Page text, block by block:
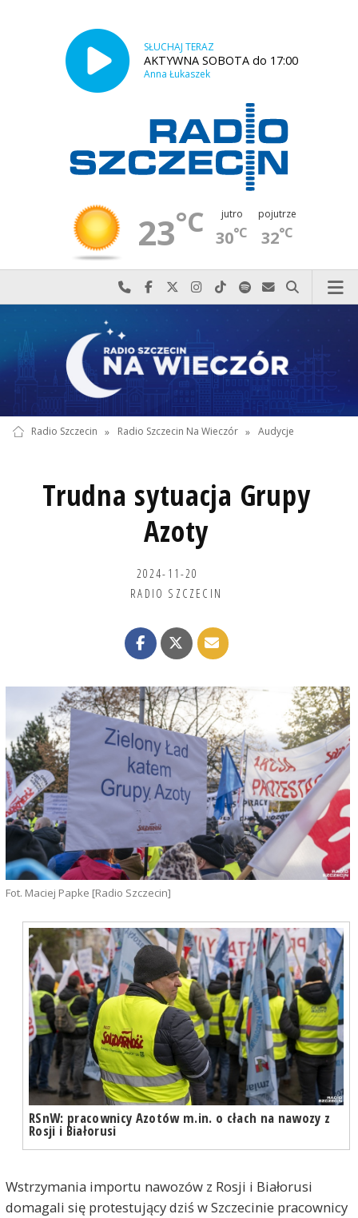
SŁUCHAJ TERAZ
AKTYWNA SOBOTA do 17:00
Anna Łukaszek
23°C jutro
30°C
pojutrze
32°C
Najlepiej po prostu do nas zadzwoń
Odwiedź nas na Facebook-u
Odwiedź nas na X
Odwiedź nas na Instagram-ie
Odwiedź nas na TikTok-u
Szukaj nas na Spotify
Wyślij do nas
Szukaj
Radio Szczecin » Radio Szczecin Na Wieczór » Audycje
Trudna sytuacja Grupy
Azoty
2024-11-20
RADIO SZCZECIN
Fot. Maciej Papke [Radio Szczecin]
RSnW: pracownicy Azotów m.in. o cłach na nawozy z
Rosji i Białorusi
Wstrzymania importu nawozów z Rosji i Białorusi
domagali się protestujący dziś w Szczecinie pracownicy